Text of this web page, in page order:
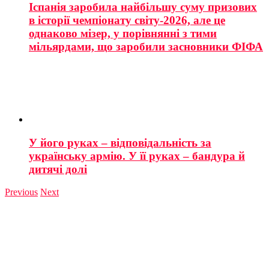
Іспанія заробила найбільшу суму призових
в історії чемпіонату світу-2026, але це
однаково мізер, у порівнянні з тими
мільярдами, що заробили засновники ФІФА
У його руках – відповідальність за
українську армію. У її руках – бандура й
дитячі долі
Previous Next